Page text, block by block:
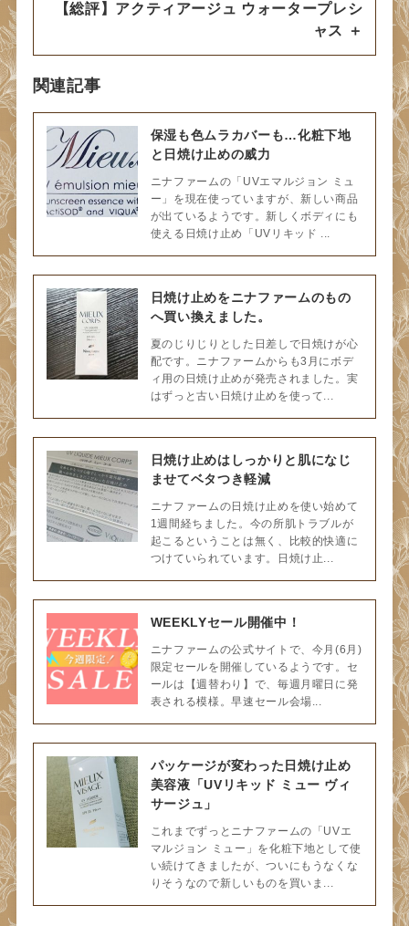
【総評】アクティアージュ ウォータープレシ
ャス ＋
関連記事
保湿も色ムラカバーも…化粧下地
と日焼け止めの威力
ニナファームの「UVエマルジョン ミュ
ー」を現在使っていますが、新しい商品
が出ているようです。新しくボディにも
使える日焼け止め「UVリキッド ...
日焼け止めをニナファームのもの
へ買い換えました。
夏のじりじりとした日差しで日焼けが心
配です。ニナファームからも3月にボデ
ィ用の日焼け止めが発売されました。実
はずっと古い日焼け止めを使って...
日焼け止めはしっかりと肌になじ
ませてベタつき軽減
ニナファームの日焼け止めを使い始めて
1週間経ちました。今の所肌トラブルが
起こるということは無く、比較的快適に
つけていられています。日焼け止...
WEEKLYセール開催中！
ニナファームの公式サイトで、今月(6月)
限定セールを開催しているようです。セ
ールは【週替わり】で、毎週月曜日に発
表される模様。早速セール会場...
パッケージが変わった日焼け止め
美容液「UVリキッド ミュー ヴィ
サージュ」
これまでずっとニナファームの「UVエ
マルジョン ミュー」を化粧下地として使
い続けてきましたが、ついにもうなくな
りそうなので新しいものを買いま...